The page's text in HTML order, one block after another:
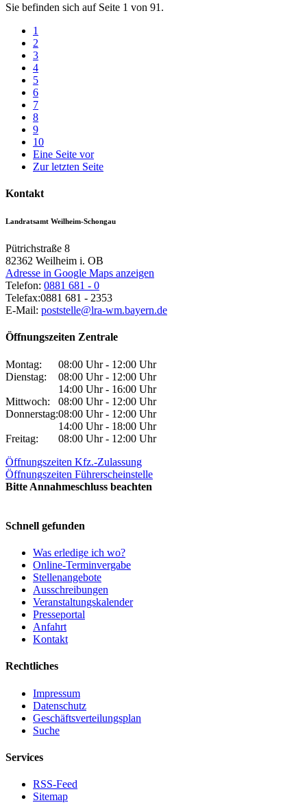
Sie befinden sich auf Seite 1 von 91.
1
2
3
4
5
6
7
8
9
10
Eine Seite vor
Zur letzten Seite
Kontakt
Landratsamt Weilheim-Schongau
Pütrichstraße 8
82362 Weilheim i. OB
Adresse in Google Maps anzeigen
Telefon: 0881 681 - 0
Telefax:0881 681 - 2353
E-Mail: poststelle@lra-wm.bayern.de
Öffnungszeiten Zentrale
Montag:
08:00 Uhr - 12:00 Uhr
Dienstag:
08:00 Uhr - 12:00 Uhr
14:00 Uhr - 16:00 Uhr
Mittwoch:
08:00 Uhr - 12:00 Uhr
Donnerstag:08:00 Uhr - 12:00 Uhr
14:00 Uhr - 18:00 Uhr
Freitag:
08:00 Uhr - 12:00 Uhr
Öffnungszeiten Kfz.-Zulassung
Öffnungszeiten Führerscheinstelle
Bitte Annahmeschluss beachten
Schnell gefunden
Was erledige ich wo?
Online-Terminvergabe
Stellenangebote
Ausschreibungen
Veranstaltungskalender
Presseportal
Anfahrt
Kontakt
Rechtliches
Impressum
Datenschutz
Geschäftsverteilungsplan
Suche
Services
RSS-Feed
Sitemap